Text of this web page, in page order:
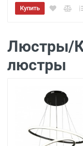
Купить
Люстры/
люстры